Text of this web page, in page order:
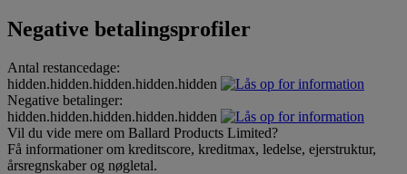
Negative betalingsprofiler
Antal restancedage:
hidden.hidden.hidden.hidden.hidden
Negative betalinger:
hidden.hidden.hidden.hidden.hidden
Vil du vide mere om Ballard Products Limited?
Få informationer om kreditscore, kreditmax, ledelse, ejerstruktur,
årsregnskaber og nøgletal.